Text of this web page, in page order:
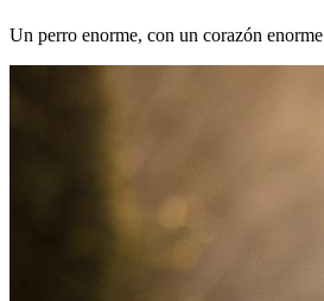
Un perro enorme, con un corazón enorme